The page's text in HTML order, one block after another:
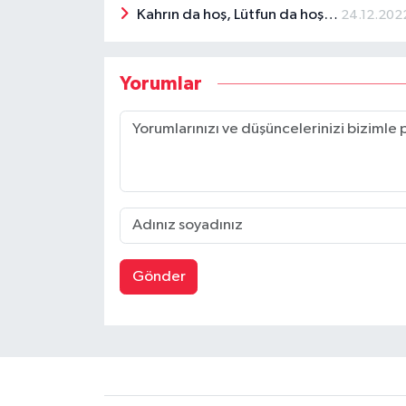
Kahrın da hoş, Lütfun da hoş…
Yorumlar
Gönder